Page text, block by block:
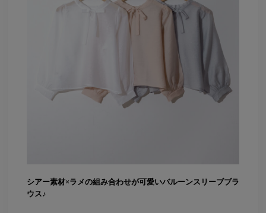
シアー素材×ラメの組み合わせが可愛いバルーンスリーブブラ
ウス♪